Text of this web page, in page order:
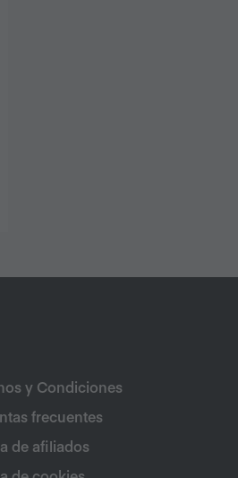
y Condiciones
frecuentes
de afiliados